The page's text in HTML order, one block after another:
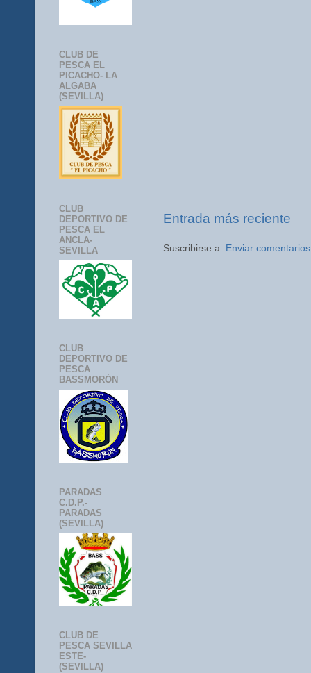
Entrada más reciente
Suscribirse a: Enviar
CLUB DE
PESCA EL
PICACHO- LA
ALGABA
(SEVILLA)
CLUB
DEPORTIVO DE
PESCA EL
ANCLA-
SEVILLA
CLUB
DEPORTIVO DE
PESCA
BASSMORÓN
PARADAS
C.D.P.-
PARADAS
(SEVILLA)
CLUB DE
PESCA SEVILLA
ESTE-
(SEVILLA)